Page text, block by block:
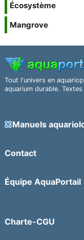
Écosystème
Mangrove
Tout l'univers en
aquarium durable.
Manuels
Contact
Équipe AquaPortail
Charte-CGU